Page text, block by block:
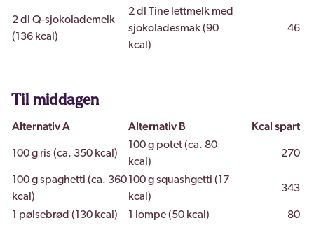
2 dl Q-sjokolademelk
(136 kcal)
2 dl Tine lettmelk med
sjokoladesmak (90
kcal)
46
Til middagen
Alternativ A Alternativ B Kcal spart
100 g ris (ca. 350 kcal)
100 g potet (ca. 80
kcal)
270
100 g spaghetti (ca. 360
kcal)
100 g squashgetti (17
kcal)
343
1 pølsebrød (130 kcal) 1 lompe (50 kcal)
80